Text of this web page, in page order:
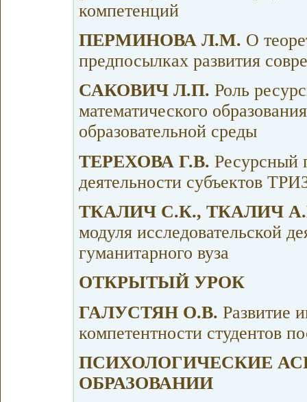
компетенций
ПЕРМИНОВА Л.М. О
предпосылках развития
САКОВИЧ Л.П. Роль
математического
образовательной среды
ТЕРЕХОВА Г.В. Ресурсный
деятельности субъектов
ТКАЛИЧ С.К., ТКАЛИЧ
модуля исследовательской
гуманитарного вуза
ОТКРЫТЫЙ УРОК
ГАЛУСТЯН О.В. Развитие
компетентности студентов
ПСИХОЛОГИЧЕСКИЕ
ОБРАЗОВАНИИ